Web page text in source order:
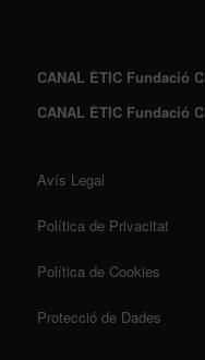
CANAL ÈTIC Fundació
CANAL ÈTIC Fundació
Avís Legal
Política de Privacitat
Política de Cookies
Protecció de Dades